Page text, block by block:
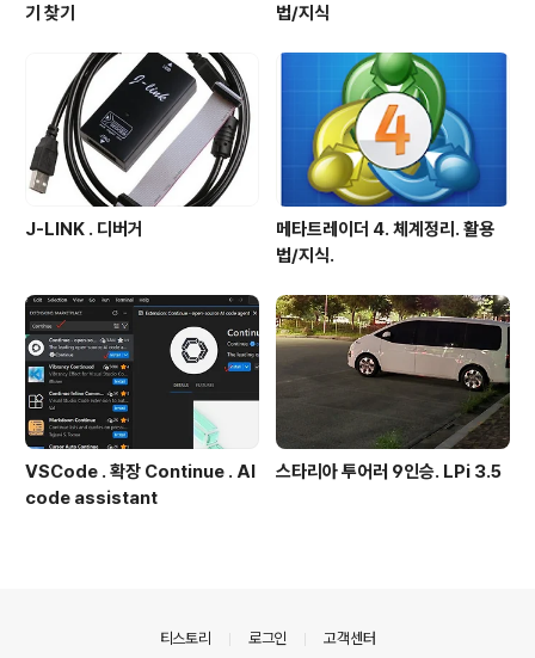
기 찾기
법/지식
J-LINK . 디버거
메타트레이더 4. 체계정리. 활용
법/지식.
VSCode . 확장 Continue . AI
code assistant
스타리아 투어러 9인승. LPi 3.5
티스토리 로그인 고객센터